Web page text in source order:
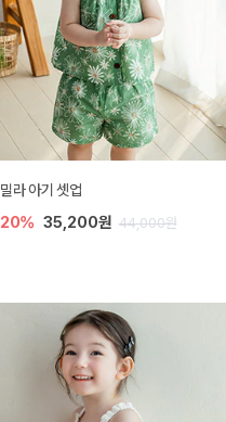
밀라 아기 셋업
20% 35,200원 44,000원